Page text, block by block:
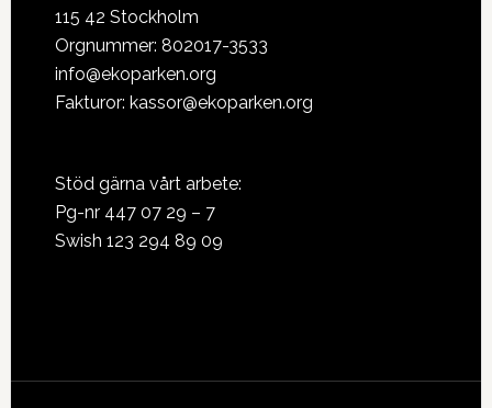
115 42 Stockholm
Orgnummer: 802017-3533
info@ekoparken.org
Fakturor: kassor@ekoparken.org
Stöd gärna vårt arbete:
Pg-nr 447 07 29 – 7
Swish 123 294 89 09